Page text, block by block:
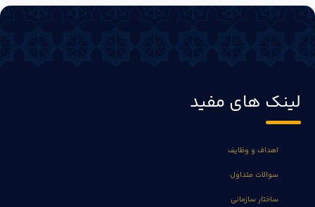
لینک های مفید
اهداف و وظایف
سوالات متداول
ساختار سازمانی